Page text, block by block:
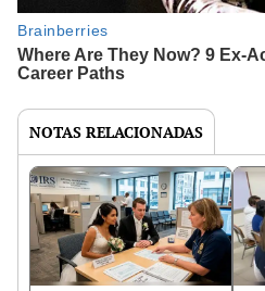
NOTAS RELACIONADAS